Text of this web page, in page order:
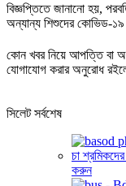
বিজ্ঞপ্তিতে জানানো হয়,
অন্যান্য শিশুদের কোভিড-১৯
কোন খবর নিয়ে আপত্তি বা
যোগাযোগ করার অনুরোধ
সিলেট সর্বশেষ
চা
করুন